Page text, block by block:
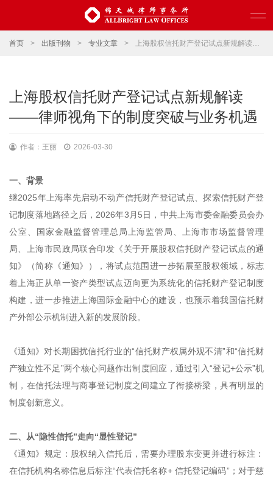
首页 > 出版刊物 > 专业文章 > 上海股权信托财产登记试点新规解读——律师视角下的制度突破与业务机遇
上海股权信托财产登记试点新规解读
——律师视角下的制度突破与业务机遇
作者：王丽 2026-03-30
一、背景
继2025年上海率先启动不动产信托财产登记试点、探索信托财产登
记制度落地路径之后，2026年3月5日，中共上海市委金融委员会办
公室、国家金融监督管理总局上海监管局、上海市市场监督管理
局、上海市民政局联合印发《关于开展股权信托财产登记试点的通
知》（简称《通知》），将试点范围进一步拓展至股权领域，标志
着上海正从单一资产类型试点迈向更为系统化的信托财产登记制度
构建，进一步推进上海国际金融中心的建设，也预示着我国信托财
产外部公示机制进入新的发展阶段。
《通知》对长期困扰信托行业的“信托财产权属外观不清”和“信托财
产独立性不足”两个核心问题作出制度回应，通过引入“登记+公示”机
制，在信托法理与商事登记制度之间建立了衔接桥梁，具有明显的
制度创新意义。
二、从“隐性信托”走向“显性登记”
《通知》规定：股权纳入信托后，需要办理股东变更并进行标注：
在信托机构名称信息后标注“代表信托名称+ 信托登记编码”；对于慈